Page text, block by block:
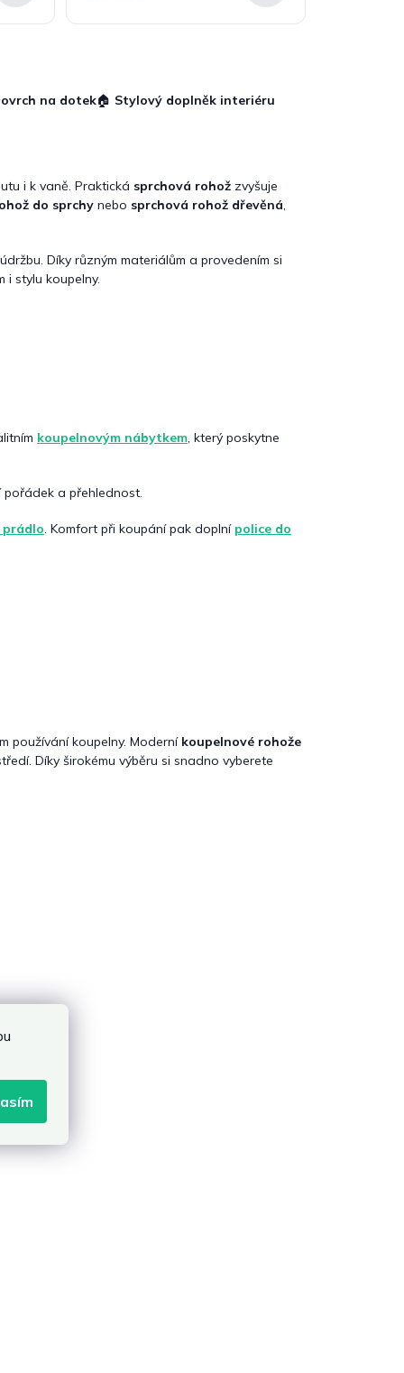
na dotek🏠 Stylový doplněk interiéru
i k vaně. Praktická sprchová rohož zvyšuje
do sprchy nebo sprchová rohož dřevěná,
Díky různým materiálům a provedením si
i stylu koupelny.
koupelnovým nábytkem, který poskytne
pořádek a přehlednost.
prádlo. Komfort při koupání pak doplní police do
používání koupelny. Moderní koupelnové rohože
Díky širokému výběru si snadno vyberete